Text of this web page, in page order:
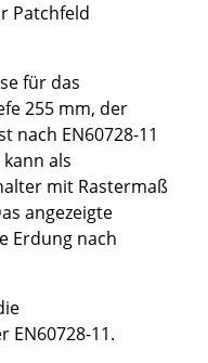
Patchfeld
für das
255 mm, der
nach EN60728-11
als
mit Rastermaß
angezeigte
Erdung nach
EN60728-11.